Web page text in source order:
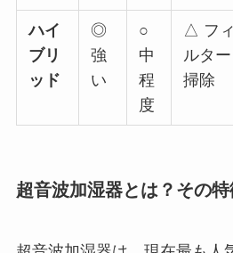
ハイ
ブリ
ッド
◎
強
い
○
中
程
度
△ フィ
ルター
掃除
超音波加湿器とは？その